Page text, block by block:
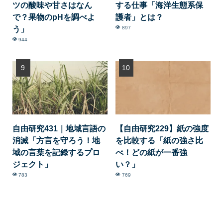
ツの酸味や甘さはなん
で？果物のpHを調べよ
う」
944
する仕事「海洋生態系保
護者」とは？
897
自由研究431｜地域言語の
消滅「方言を守ろう！地
域の言葉を記録するプロ
ジェクト」
783
【自由研究229】紙の強度
を比較する「紙の強さ比
べ！どの紙が一番強
い？」
769